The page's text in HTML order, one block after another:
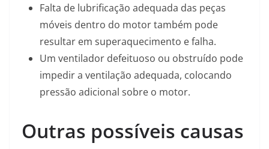
Falta de lubrificação adequada das peças
móveis dentro do motor também pode
resultar em superaquecimento e falha.
Um ventilador defeituoso ou obstruído pode
impedir a ventilação adequada, colocando
pressão adicional sobre o motor.
Outras possíveis causas